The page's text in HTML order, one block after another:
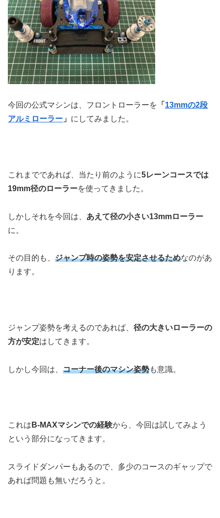
今回の公式マシンは、フロントローラーを 「 13mmの2段
アルミローラー 」 にしてみました。
これまでであれば、当たり前のように5レーンコースでは
19mm径のローラーを使ってきました。
しかしそれを今回は、 あえて径の小さい13mmローラー
に。
その目的も、 ジャンプ時の姿勢を安定させるためなのがあ
ります。
ジャンプ姿勢を考えるのであれば、 径の大きいローラーの
方が安定はしてきます。
しかし今回は、 コーナー後のマシン姿勢も意識。
これは B-MAXマシンでの経験から、今回は試してみよう
という部分になってきます。
スライドダンパーもあるので、多少のコースのギャップで
あれば問題も無いだろうと。